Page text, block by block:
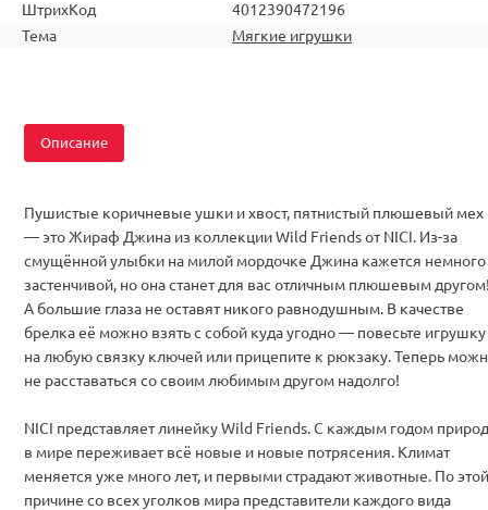
ШтрихКод
4012390472196
Тема
Мягкие игрушки
Описание
Пушистые коричневые ушки и хвост, пятнистый плюшевый мех
— это Жираф Джина из коллекции Wild Friends от NICI. Из-за
смущённой улыбки на милой мордочке Джина кажется немного
застенчивой, но она станет для вас отличным плюшевым
А большие глаза не оставят никого равнодушным. В качестве
брелка её можно взять с собой куда угодно — повесьте игрушку
на любую связку ключей или прицепите к рюкзаку. Теперь
не расставаться со своим любимым другом надолго!
NICI представляет линейку Wild Friends. С каждым годом
в мире переживает всё новые и новые потрясения. Климат
меняется уже много лет, и первыми страдают животные. По этой
причине со всех уголков мира представители каждого вида